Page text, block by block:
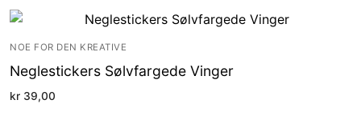
NOE FOR DEN KREATIVE
Neglestickers Sølvfargede Vinger
kr 39,00